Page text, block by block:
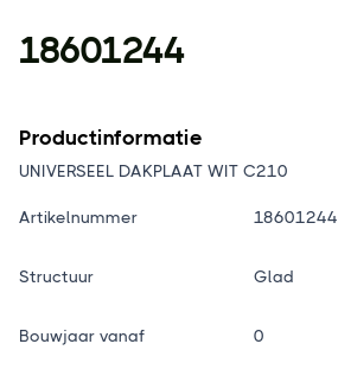
18601244
Productinformatie
UNIVERSEEL DAKPLAAT WIT C210
Artikelnummer 18601244
Structuur Glad
Bouwjaar vanaf 0